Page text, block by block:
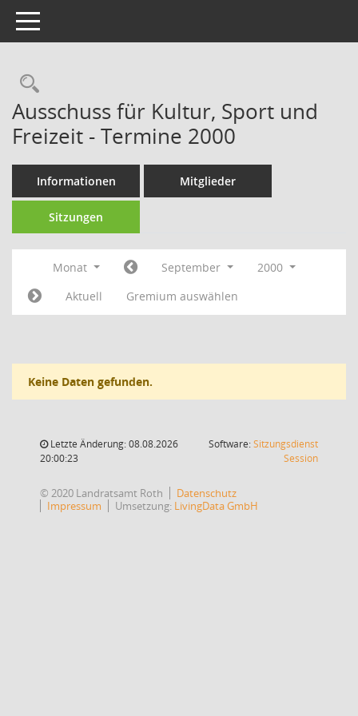
Toggle navigation
Rechercheauswahl
Ausschuss für Kultur, Sport und
Freizeit - Termine 2000
Informationen Mitglieder
Sitzungen
Monat September
2000
Aktuell
Gremium auswählen
Keine Daten gefunden.
Letzte Änderung: 08.08.2026
20:00:23
Software:Sitzungsdienst
Session(Wird in
© 2020 Landratsamt Roth
Datenschutz
Impressum
Umsetzung: LivingData GmbH